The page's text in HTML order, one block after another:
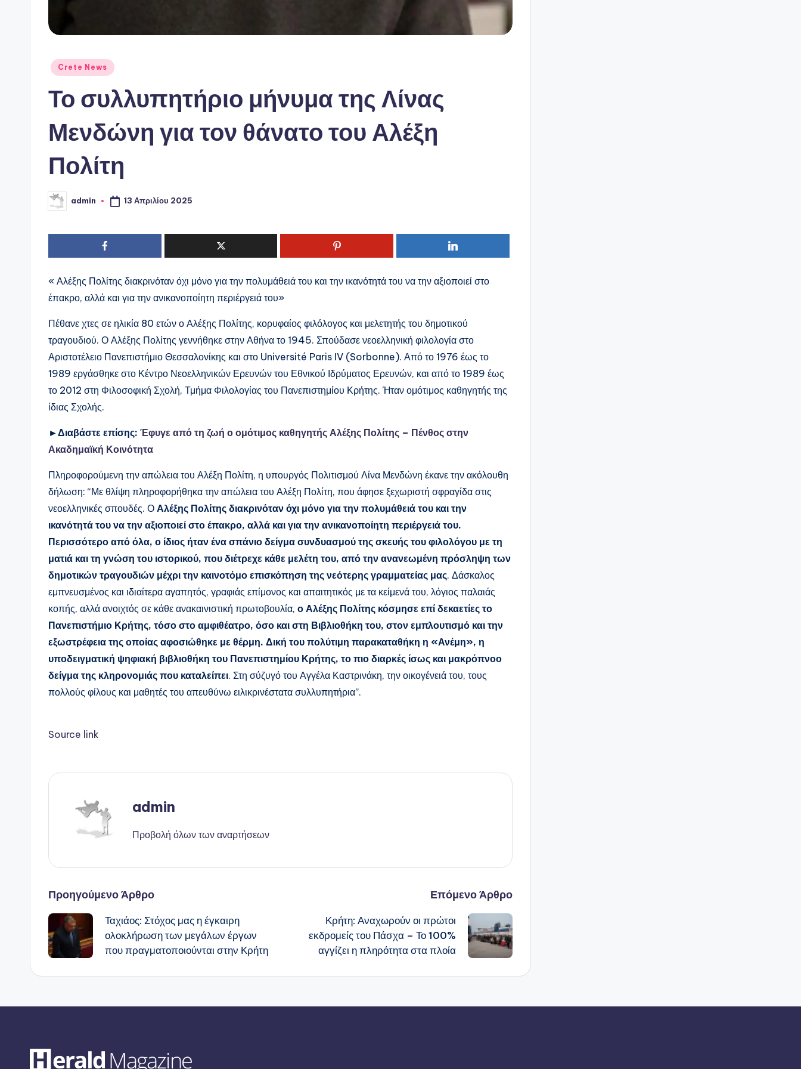
Αναρτήθηκε
Crete News
Το συλλυπητήριο μήνυμα της Λίνας
Μενδώνη για τον θάνατο του Αλέξη
Πολίτη
Συγγραφέας:
admin 13 Απριλίου 2025
« Αλέξης Πολίτης διακρινόταν όχι μόνο για την πολυμάθειά του και την ικανότητά του να την αξιοποιεί στο
έπακρο, αλλά και για την ανικανοποίητη περιέργειά του»
Πέθανε χτες σε ηλικία 80 ετών ο Αλέξης Πολίτης, κορυφαίος φιλόλογος και μελετητής του δημοτικού
τραγουδιού. Ο Αλέξης Πολίτης γεννήθηκε στην Αθήνα το 1945. Σπούδασε νεοελληνική φιλολογία στο
Αριστοτέλειο Πανεπιστήμιο Θεσσαλονίκης και στο Université Paris IV (Sorbonne). Από το 1976 έως το
1989 εργάσθηκε στο Κέντρο Νεοελληνικών Ερευνών του Εθνικού Ιδρύματος Ερευνών, και από το 1989 έως
το 2012 στη Φιλοσοφική Σχολή, Τμήμα Φιλολογίας του Πανεπιστημίου Κρήτης. Ήταν ομότιμος καθηγητής της
ίδιας Σχολής.
►Διαβάστε επίσης: Έφυγε από τη ζωή ο ομότιμος καθηγητής Αλέξης Πολίτης – Πένθος στην
Ακαδημαϊκή Κοινότητα
Πληροφορούμενη την απώλεια του Αλέξη Πολίτη, η υπουργός Πολιτισμού Λίνα Μενδώνη έκανε την ακόλουθη
δήλωση: “Με θλίψη πληροφορήθηκα την απώλεια του Αλέξη Πολίτη, που άφησε ξεχωριστή σφραγίδα στις
νεοελληνικές σπουδές. Ο Αλέξης Πολίτης διακρινόταν όχι μόνο για την πολυμάθειά του και την
ικανότητά του να την αξιοποιεί στο έπακρο, αλλά και για την ανικανοποίητη περιέργειά του.
Περισσότερο από όλα, ο ίδιος ήταν ένα σπάνιο δείγμα συνδυασμού της σκευής του φιλολόγου με τη
ματιά και τη γνώση του ιστορικού, που διέτρεχε κάθε μελέτη του, από την ανανεωμένη πρόσληψη των
δημοτικών τραγουδιών μέχρι την καινοτόμο επισκόπηση της νεότερης γραμματείας μας. Δάσκαλος
εμπνευσμένος και ιδιαίτερα αγαπητός, γραφιάς επίμονος και απαιτητικός με τα κείμενά του, λόγιος παλαιάς
κοπής, αλλά ανοιχτός σε κάθε ανακαινιστική πρωτοβουλία, ο Αλέξης Πολίτης κόσμησε επί δεκαετίες το
Πανεπιστήμιο Κρήτης, τόσο στο αμφιθέατρο, όσο και στη Βιβλιοθήκη του, στον εμπλουτισμό και την
εξωστρέφεια της οποίας αφοσιώθηκε με θέρμη. Δική του πολύτιμη παρακαταθήκη η «Ανέμη», η
υποδειγματική ψηφιακή βιβλιοθήκη του Πανεπιστημίου Κρήτης, το πιο διαρκές ίσως και μακρόπνοο
δείγμα της κληρονομιάς που καταλείπει. Στη σύζυγό του Αγγέλα Καστρινάκη, την οικογένειά του, τους
πολλούς φίλους και μαθητές του απευθύνω ειλικρινέστατα συλλυπητήρια”.
Source link
admin
Προβολή όλων των αναρτήσεων
Πλοήγηση
δημοσιεύσεων
Προηγούμενο Άρθρο
Ταχιάος: Στόχος μας η έγκαιρη
ολοκλήρωση των μεγάλων έργων
που πραγματοποιούνται στην Κρήτη
Επόμενο Άρθρο
Κρήτη: Αναχωρούν οι πρώτοι
εκδρομείς του Πάσχα – Το 100%
αγγίζει η πληρότητα στα πλοία